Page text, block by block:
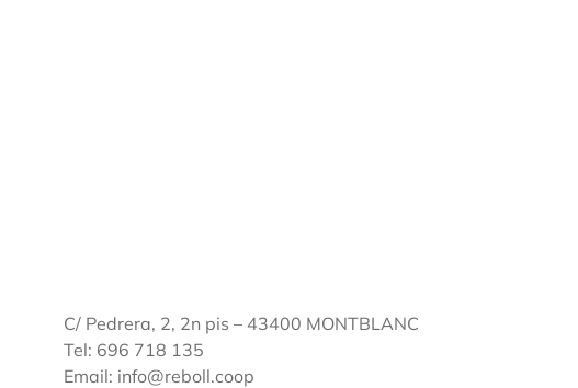
C/ Pedrera, 2, 2n pis – 43400 MONTBLANC
Tel: 696 718 135
Email: info@reboll.coop